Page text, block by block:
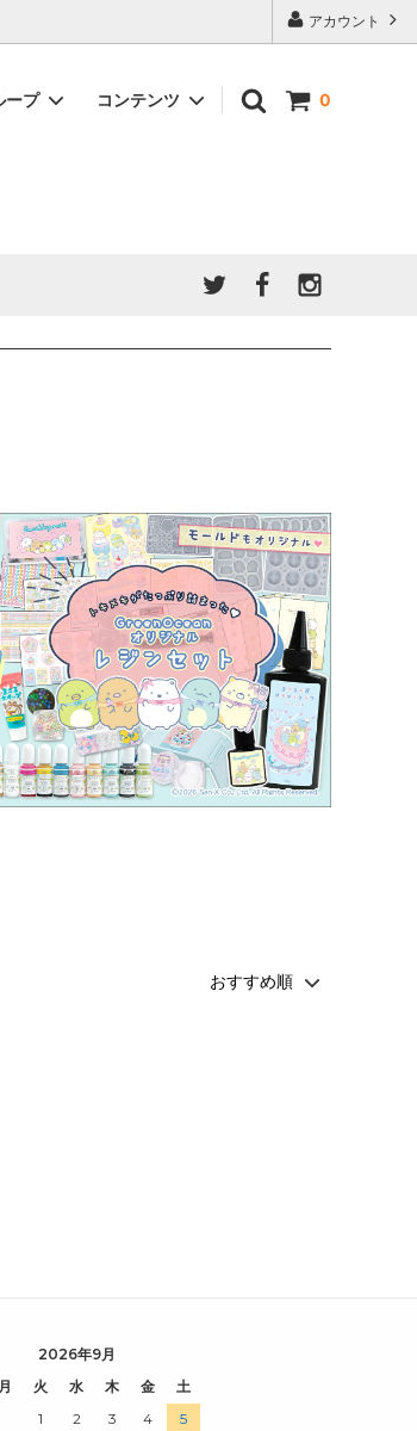
アカウント
0
その他・雑貨
ラッピング・サービス
ープ
ジン液をさらさらにしたい
夏の福袋のレフィル売り場
ミアムシールシリーズ★
ンディバッグの素の説明書
シール
コンテンツ
2026年9月
月 火 水 木 金
土
1
2 3 4
5